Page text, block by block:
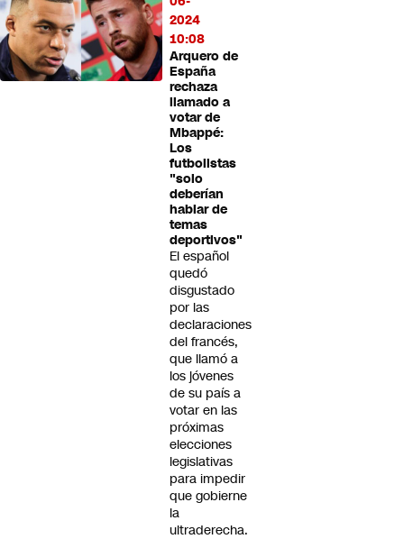
2024
10:08
Arquero de
España
rechaza
llamado a
votar de
Mbappé:
Los
futbolistas
"solo
deberían
hablar de
temas
deportivos"
El español
quedó
disgustado
por las
declaraciones
del francés,
que llamó a
los jóvenes
de su país a
votar en las
próximas
elecciones
legislativas
para impedir
que gobierne
la
ultraderecha.